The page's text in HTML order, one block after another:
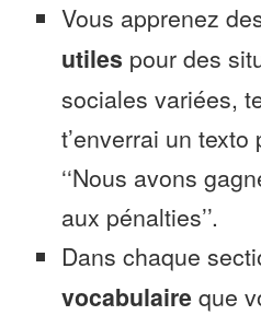
Vous apprenez
utiles pour des
sociales variées,
t’enverrai un texto
‘‘Nous avons
aux pénalties’’.
Dans chaque
vocabulaire que